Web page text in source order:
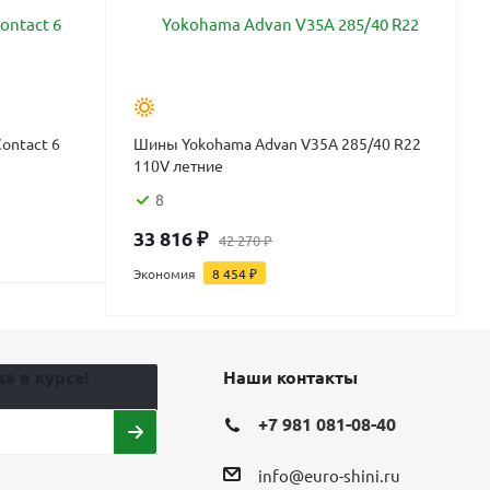
6
Шины Yokohama Advan V35A 285/40 R22
110V летние
8
33 816₽ 42 270₽
Экономия 8 454₽
Наши контакты
+7 981 081-08-40
info@euro-shini.ru